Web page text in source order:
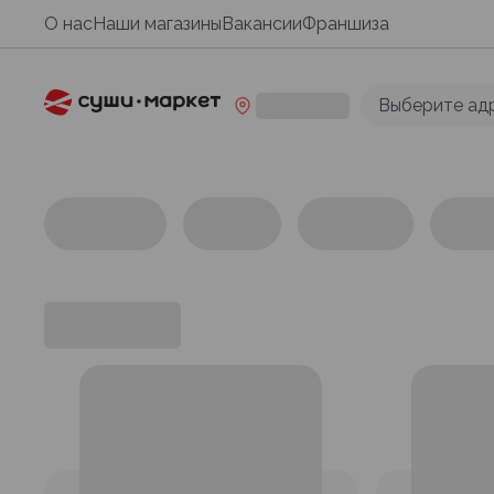
О насНаши магазиныВакансииФраншиза
Выберите